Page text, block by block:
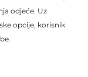
odjeće. Uz
opcije, korisnik